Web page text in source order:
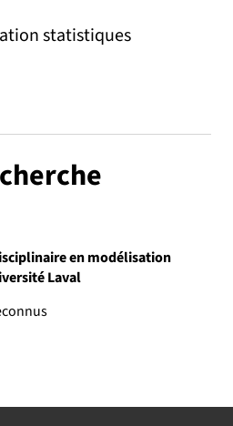
statistiques
en modélisation
Laval